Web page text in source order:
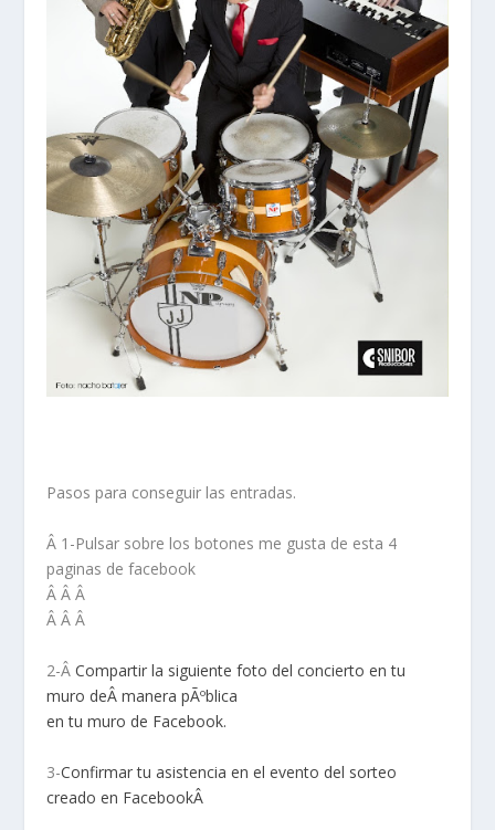
Pasos para conseguir las entradas.
Â 1-Pulsar sobre los botones me gusta de esta 4
paginas de facebook
Â Â Â
Â Â Â
2-ÂCompartir la siguiente foto del concierto en tu
muro deÂmanera pÃºblica
en tu muro de Facebook.
3-Confirmar tu asistencia en el evento del sorteo
creado en FacebookÂ